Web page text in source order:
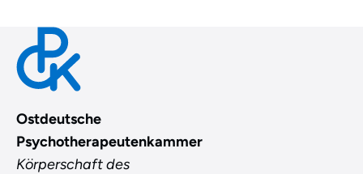
Ostdeutsche
Psychotherapeutenkammer
Körperschaft des